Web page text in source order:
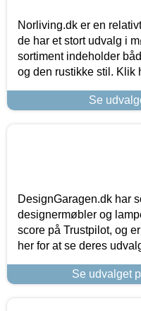
Norliving.dk er en
de har et stort udvalg i
sortiment indeholder
og den rustikke stil. Klik
Se
DesignGaragen.dk har
designermøbler og
score på Trustpilot, og
her for at se deres
Se udvalget